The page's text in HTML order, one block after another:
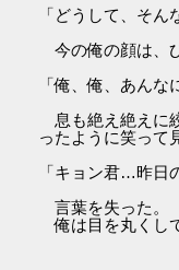
「どうして、そん
今の俺の顔は、
「俺、俺、あん
息も絶え絶えに
ったように笑って
「キョン君…昨日
言葉を失った。
俺は目を丸くし